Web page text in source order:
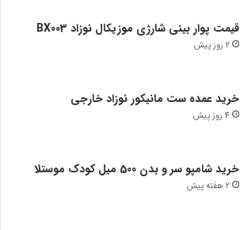
قیمت پوار بینی شارژی موزیکال نوزاد BX003
2 روز پیش
خرید عمده ست مانیکور نوزاد خارجی
4 روز پیش
خرید شامپو سر و بدن 500 میل کودک موستلا
2 هفته پیش